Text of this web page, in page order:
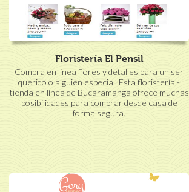
Floristería El Pensil
Compra en linea flores y detalles para un ser
querido o alguien especial. Esta floristería -
tienda en línea de Bucaramanga ofrece muchas
posibilidades para comprar desde casa de
forma segura.